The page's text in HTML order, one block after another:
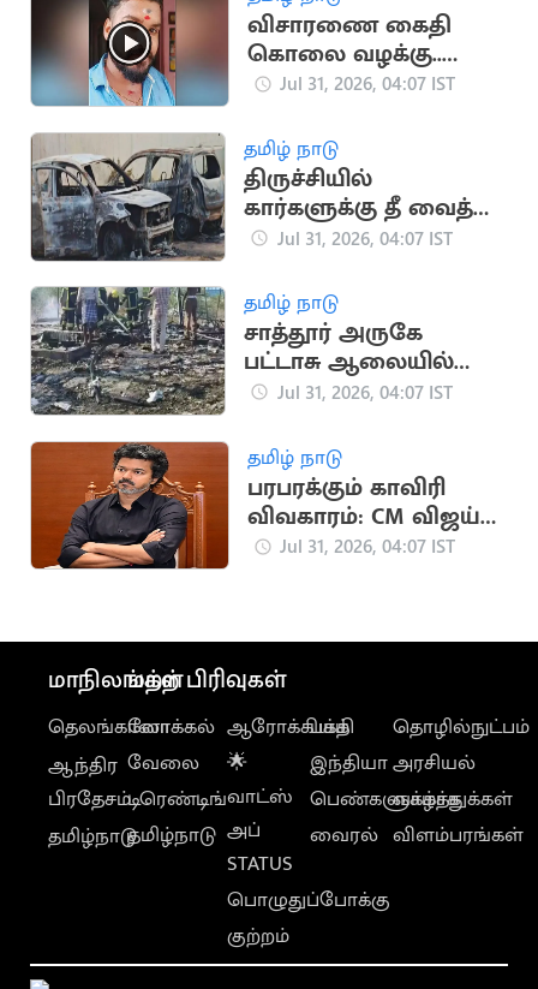
விசாரணை கைதி
கொலை வழக்கு..
சிபிசிஐடி
அதிர்ச்சி தகவல்
Jul 31, 2026, 04:07 IST
தமிழ் நாடு
திருச்சியில்
கார்களுக்கு தீ வைத்த
காவலர் பணியிட
Jul 31, 2026, 04:07 IST
தமிழ் நாடு
சாத்தூர் அருகே
பட்டாசு ஆலையில்
வெடி விபத்து..
Jul 31, 2026, 04:07 IST
தமிழ் நாடு
பரபரக்கும் காவிரி
விவகாரம்: CM விஜய்
அவசர ஆலோசனை
Jul 31, 2026, 04:07 IST
மாநிலங்கள்
தெலங்கானா
ஆந்திர
பிரதேசம்
தமிழ்நாடு
மற்ற பிரிவுகள்
லோக்கல்
வேலை
டிரெண்டிங்
தமிழ்நாடு
ஆரோக்கியம்
🌟
வாட்ஸ்
அப்
STATUS
பொழுதுப்போக்கு
குற்றம்
பக்தி
இந்தியா
பெண்களுக்காக
வைரல்
தொழில்நுட்பம்
அரசியல்
வாழ்த்துக்கள்
விளம்பரங்கள்